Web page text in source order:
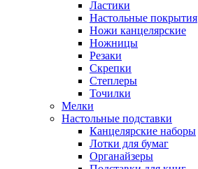
Ластики
Настольные покрытия
Ножи канцелярские
Ножницы
Резаки
Скрепки
Степлеры
Точилки
Мелки
Настольные подставки
Канцелярские наборы
Лотки для бумаг
Органайзеры